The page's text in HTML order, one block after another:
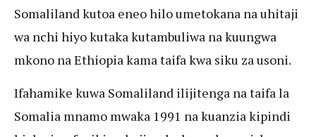
Somaliland kutoa eneo hilo umetokana na uhitaji
wa nchi hiyo kutaka kutambuliwa na kuungwa
mkono na Ethiopia kama taifa kwa siku za usoni.
Ifahamike kuwa Somaliland ilijitenga na taifa la
Somalia mnamo mwaka 1991 na kuanzia kipindi